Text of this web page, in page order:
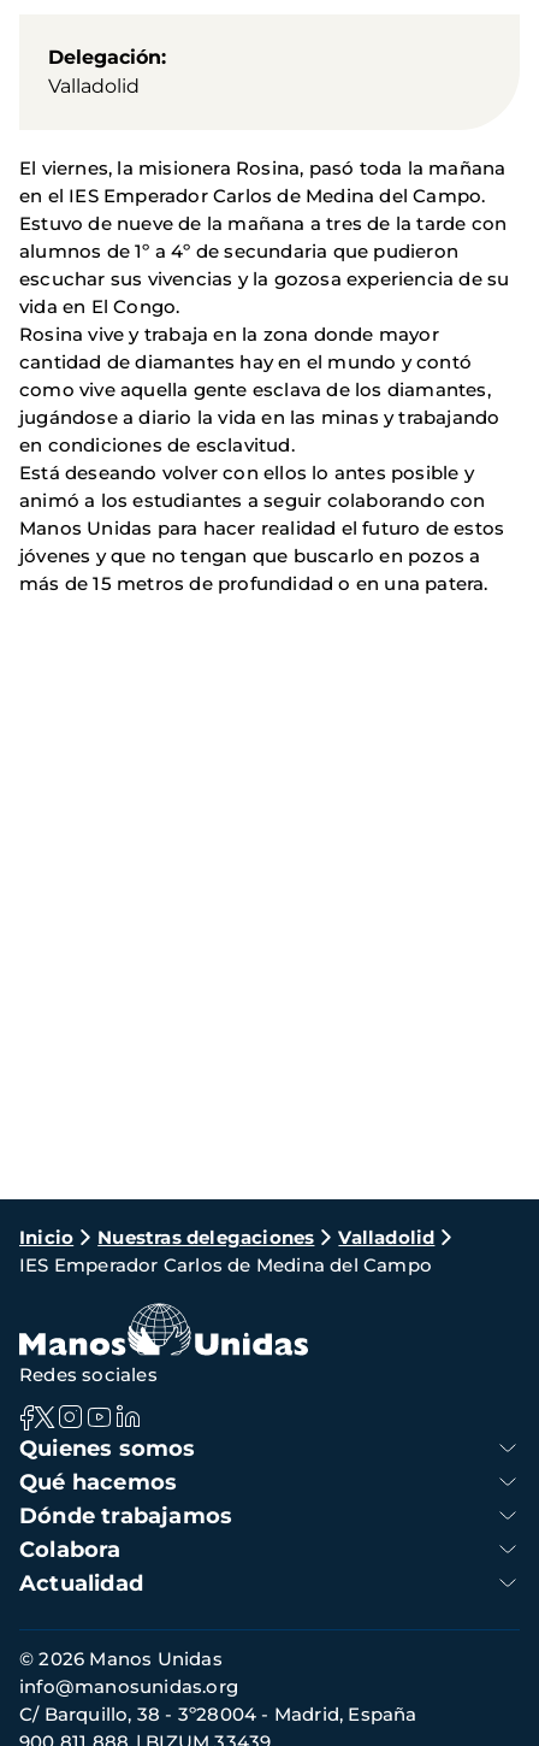
Delegación
Valladolid
El viernes, la misionera Rosina, pasó toda la mañana
en el IES Emperador Carlos de Medina del Campo.
Estuvo de nueve de la mañana a tres de la tarde con
alumnos de 1º a 4º de secundaria que pudieron
escuchar sus vivencias y la gozosa experiencia de su
vida en El Congo.
Rosina vive y trabaja en la zona donde mayor
cantidad de diamantes hay en el mundo y contó
como vive aquella gente esclava de los diamantes,
jugándose a diario la vida en las minas y trabajando
en condiciones de esclavitud.
Está deseando volver con ellos lo antes posible y
animó a los estudiantes a seguir colaborando con
Manos Unidas para hacer realidad el futuro de estos
jóvenes y que no tengan que buscarlo en pozos a
más de 15 metros de profundidad o en una patera.
Ruta
de
navegación
Inicio Nuestras delegaciones
Valladolid
IES Emperador Carlos de Medina del Campo
Navegación
principal
Quienes somos
Qué hacemos
Dónde trabajamos
Colabora
Actualidad
Redes sociales
Información
de
contacto
© 2026 Manos Unidas
C/ Barquillo, 38 - 3º28004 - Madrid, España
900 811 888
BIZUM 33439
info@manosunidas.org